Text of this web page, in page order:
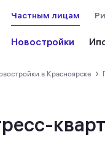
Частным лицам
Новостройки
в Красноярске ›